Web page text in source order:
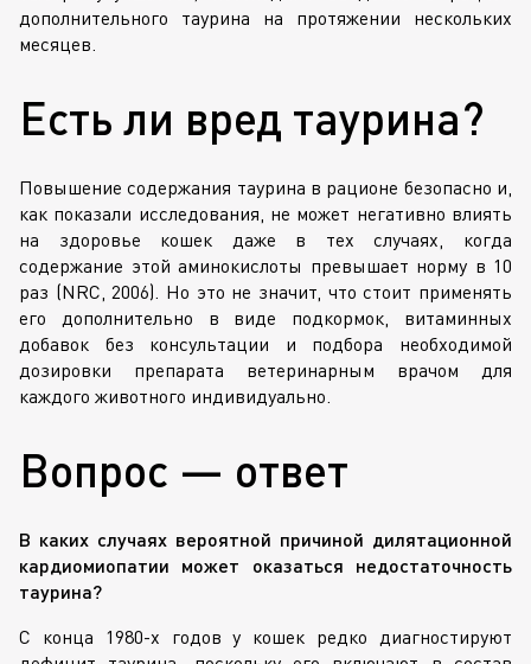
дополнительного таурина на протяжении нескольких
месяцев.
Есть ли вред таурина?
Повышение содержания таурина в рационе безопасно и,
как показали исследования, не может негативно влиять
на здоровье кошек даже в тех случаях, когда
содержание этой аминокислоты превышает норму в 10
раз (NRC, 2006). Но это не значит, что стоит применять
его дополнительно в виде подкормок, витаминных
добавок без консультации и подбора необходимой
дозировки препарата ветеринарным врачом для
каждого животного индивидуально.
Вопрос — ответ
В каких случаях вероятной причиной дилятационной
кардиомиопатии может оказаться недостаточность
таурина?
С конца 1980-х годов у кошек редко диагностируют